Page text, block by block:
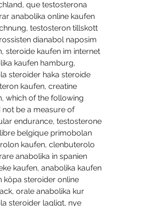
que testosterona
anabolika online kaufen
testosteron tillskott
dianabol naposim
steroide kaufen im internet
kaufen hamburg,
steroider haka steroide
kaufen, creatine
which of the following
be a measure of
endurance, testosterone
belgique primobolan
kaufen, clenbuterolo
anabolika in spanien
kaufen, anabolika kaufen
köpa steroider online
orale anabolika kur
steroider lagligt, nye